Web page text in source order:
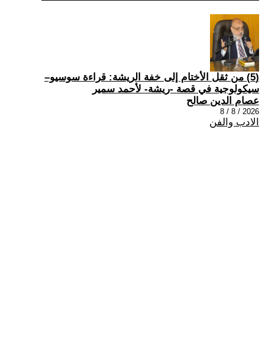
(5) من ثقل الأختام إلى خفة الريشة: قراءة سوسيو–
سيكولوجية في قصة -ريشة- لأحمد سمير
عصام الدين صالح
2026 / 8 / 8
الادب والفن